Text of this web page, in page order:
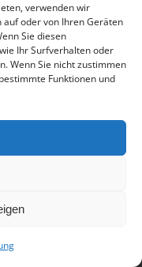
verwenden wir
oder von Ihren Geräten
Sie diesen
Ihr Surfverhalten oder
Wenn Sie nicht zustimmen
Funktionen und